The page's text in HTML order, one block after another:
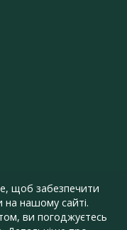
щоб забезпечити
нашому сайті.
ви погоджуєтесь